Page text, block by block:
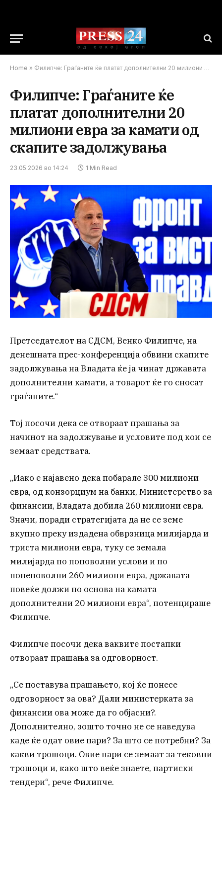
Home » Филипче: Граѓаните ќе платат дополнителни 20 милиони евра за камати од скапите задолжувања
Филипче: Граѓаните ќе
платат дополнителни 20
милиони евра за камати од
скапите задолжувања
23.05.2026 во 14:24 1 Min Read
Претседателот на СДСМ, Венко Филипче, на
денешната прес-конференција обвини скапите
задолжувања на Владата ќе ја чинат државата
дополнителни камати, а товарот ќе го сносат
граѓаните.“
Тој посочи дека се отвораат прашања за
начинот на задолжување и условите под кои се
земаат средствата.
„Иако е најавено дека побарале 300 милиони
евра, од конзорциум на банки, Министерство за
финансии, Владата добила 260 милиони евра.
Значи, поради стратегијата да не се земе
вкупно преку издадена обврзница милијарда и
триста милиони евра, туку се земала
милијарда по поповолни услови и по
понеповолни 260 милиони евра, државата
повеќе должи по основа на камата
дополнителни 20 милиони евра“, потенцираше
Филипче.
Филипче посочи дека ваквите постапки
отвораат прашања за одговорност.
„Се поставува прашањето, кој ќе понесе
одговорност за ова? Дали министерката за
финансии ова може да го објасни?.
Дополнително, зошто точно не се наведува
каде ќе одат овие пари? За што се потребни? За
какви трошоци. Овие пари се земаат за тековни
трошоци и, како што веќе знаете, партиски
тендери“, рече Филипче.